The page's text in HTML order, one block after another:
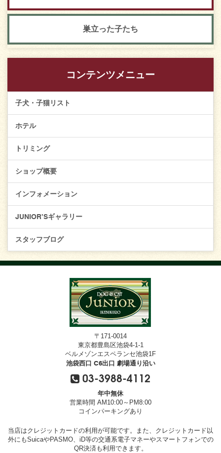
巣立った子たち
コンテンツメニュー
子犬・子猫リスト
ホテル
トリミング
ショップ概要
インフォメーション
JUNIOR’Sギャラリー
スタッフブログ
〒171-0014
東京都豊島区池袋4-1-1
ベルメゾンエスペランセ池袋1F
池袋西口 C6出口 劇場通り沿い
03-3988-4112
年中無休
営業時間 AM10:00～PM8:00
コインパーキングあり
当店はクレジットカードの利用が可能です。また、クレジットカード以
外にもSuicaやPASMO、iD等の交通系電子マネーやスマートフォンでの
QR決済も利用できます。